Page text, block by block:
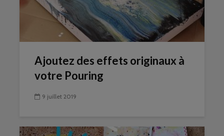
Ajoutez des effets originaux à
votre Pouring
9 juillet 2019